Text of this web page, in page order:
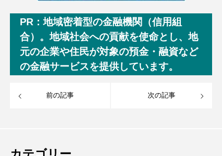
PR：地域密着型の金融機関（信用組
合）。地域社会への貢献を使命とし、地
元の企業や住民が対象の預金・融資など
の金融サービスを提供しています。
前の記事 次の記事